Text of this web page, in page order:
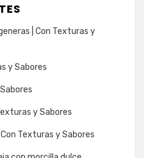
| Con Texturas y
y Sabores
y Sabores
Texturas y Sabores